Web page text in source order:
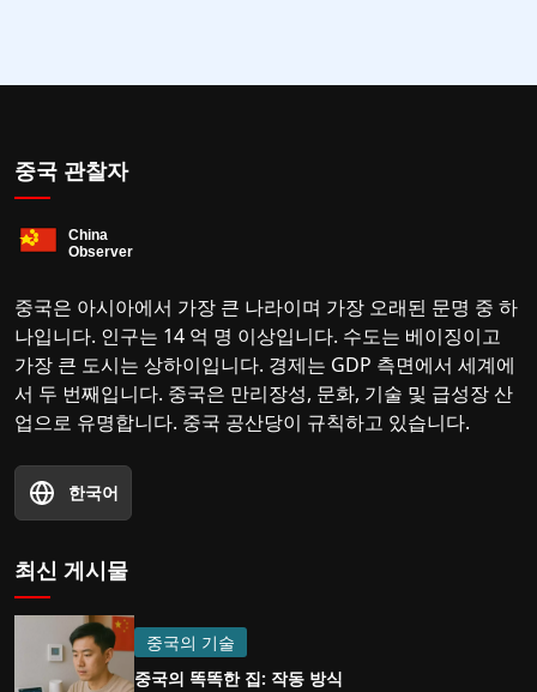
중국 관찰자
중국은 아시아에서 가장 큰 나라이며 가장 오래된 문명 중 하
나입니다. 인구는 14 억 명 이상입니다. 수도는 베이징이고
가장 큰 도시는 상하이입니다. 경제는 GDP 측면에서 세계에
서 두 번째입니다. 중국은 만리장성, 문화, 기술 및 급성장 산
업으로 유명합니다. 중국 공산당이 규칙하고 있습니다.
한국어
최신 게시물
중국의 기술
중국의 똑똑한 집: 작동 방식